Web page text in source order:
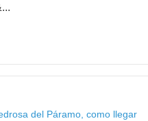
del Páramo, como llegar